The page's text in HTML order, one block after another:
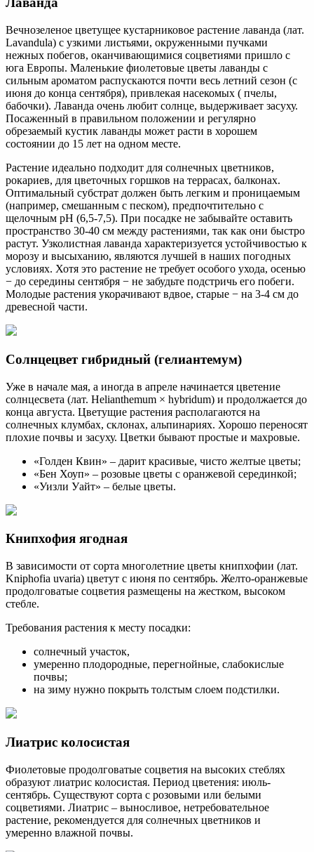
Вечнозеленое цветущее кустарниковое растение лаванда (лат.
Lavandula) с узкими листьями, окруженными пучками
нежных побегов, оканчивающимися соцветиями пришло с
юга Европы. Маленькие фиолетовые цветы лаванды с
сильным ароматом распускаются почти весь летний сезон (с
июня до конца сентября), привлекая насекомых ( пчелы,
бабочки). Лаванда очень любит солнце, выдерживает засуху.
Посаженный в правильном положении и регулярно
обрезаемый кустик лаванды может расти в хорошем
состоянии до 15 лет на одном месте.
Растение идеально подходит для солнечных цветников,
рокариев, для цветочных горшков на террасах, балконах.
Оптимальный субстрат должен быть легким и проницаемым
(например, смешанным с песком), предпочтительно с
щелочным pH (6,5-7,5). При посадке не забывайте оставить
пространство 30-40 см между растениями, так как они быстро
растут. Узколистная лаванда характеризуется устойчивостью к
морозу и высыханию, являются лучшей в наших погодных
условиях. Хотя это растение не требует особого ухода, осенью
− до середины сентября − не забудьте подстричь его побеги.
Молодые растения укорачивают вдвое, старые − на 3-4 см до
древесной части.
Солнцецвет гибридный (гелиантемум)
Уже в начале мая, а иногда в апреле начинается цветение
солнцесвета (лат. Helianthemum × hybridum) и продолжается до
конца августа. Цветущие растения располагаются на
солнечных клумбах, склонах, альпинариях. Хорошо переносят
плохие почвы и засуху. Цветки бывают простые и махровые.
«Голден Квин» – дарит красивые, чисто желтые цветы;
«Бен Хоуп» – розовые цветы с оранжевой серединкой;
«Уизли Уайт» – белые цветы.
Книпхофия ягодная
В зависимости от сорта многолетние цветы книпхофии (лат.
Kniphofia uvaria) цветут с июня по сентябрь. Желто-оранжевые
продолговатые соцветия размещены на жестком, высоком
стебле.
Требования растения к месту посадки:
солнечный участок,
умеренно плодородные, перегнойные, слабокислые
почвы;
на зиму нужно покрыть толстым слоем подстилки.
Лиатрис колосистая
Фиолетовые продолговатые соцветия на высоких стеблях
образуют лиатрис колосистая. Период цветения: июль-
сентябрь. Существуют сорта с розовыми или белыми
соцветиями. Лиатрис – выносливое, нетребовательное
растение, рекомендуется для солнечных цветников и
умеренно влажной почвы.